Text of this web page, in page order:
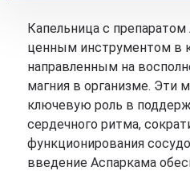
Капельница с
ценным инструментом в
направленным на
магния в организме. Эти
ключевую роль в
сердечного ритма,
функционирования
введение Аспаркама